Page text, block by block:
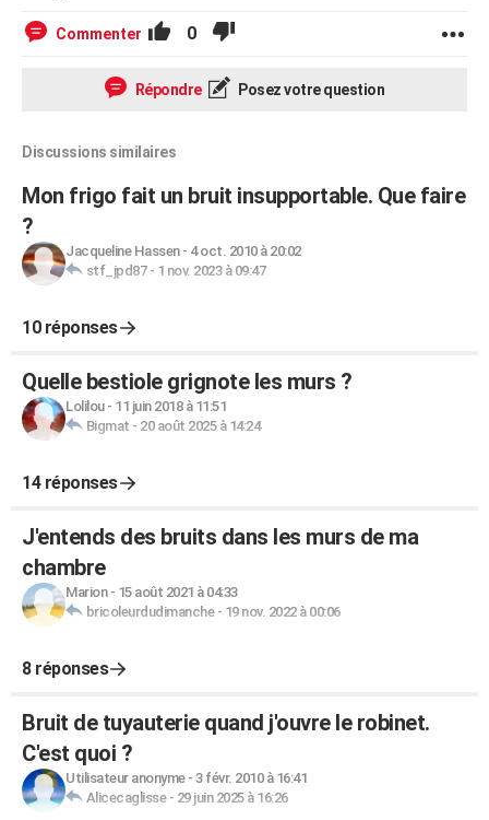
Commenter 0
Répondre Posez votre question
Discussions similaires
Mon frigo fait un bruit insupportable. Que faire
?
Jacqueline Hassen- 4 oct. 2010 à 20:02
stf_jpd87- 1 nov. 2023 à 09:47
10 réponses
Quelle bestiole grignote les murs ?
Lolilou- 11 juin 2018 à 11:51
Bigmat - 20 août 2025 à 14:24
14 réponses
J'entends des bruits dans les murs de ma
chambre
Marion- 15 août 2021 à 04:33
bricoleurdudimanche- 19 nov. 2022 à 00:06
8 réponses
Bruit de tuyauterie quand j'ouvre le robinet.
C'est quoi ?
Utilisateur anonyme- 3 févr. 2010 à 16:41
Alicecaglisse- 29 juin 2025 à 16:26